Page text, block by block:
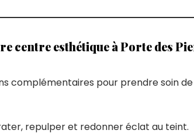
centre esthétique à Porte des
complémentaires pour prendre soin
repulper et redonner éclat au teint.